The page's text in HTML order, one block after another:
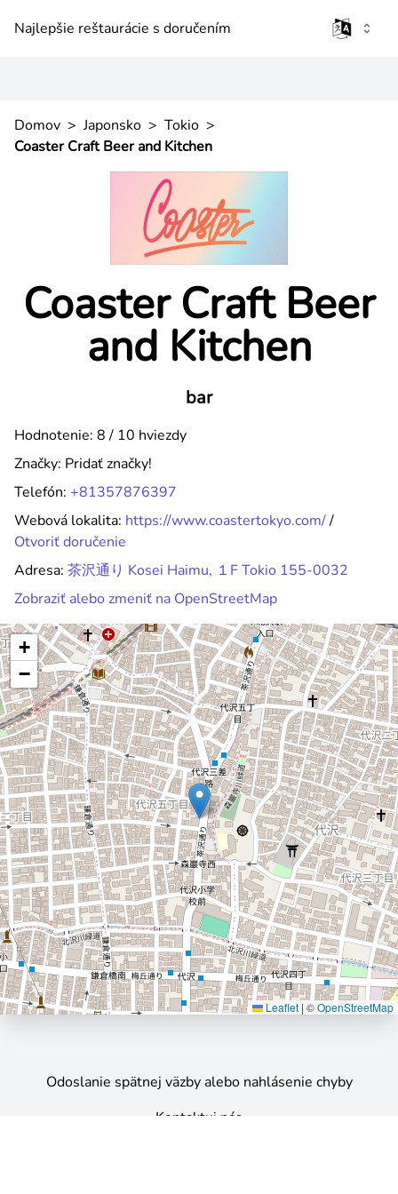
Najlepšie reštaurácie s doručením
Domov > Japonsko > Tokio >
Coaster Craft Beer and Kitchen
Coaster Craft Beer
and Kitchen
bar
Hodnotenie: 8 / 10 hviezdy
Značky: Pridať značky!
Telefón: +81357876397
Webová lokalita: https://www.coastertokyo.com//
Otvoriť doručenie
Adresa: 茶沢通り Kosei Haimu, １F Tokio 155-0032
Zobraziť alebo zmeniť na OpenStreetMap
+
−
Leaflet | ©OpenStreetMap
Odoslanie spätnej väzby alebo nahlásenie chyby
Kontaktuj nás